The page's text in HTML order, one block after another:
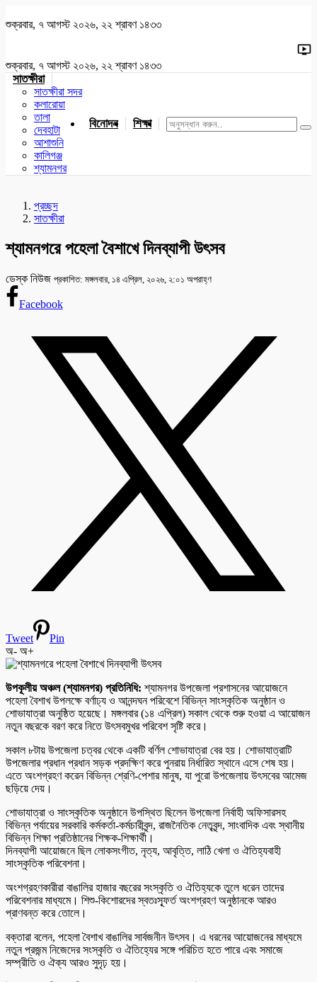
শুক্রবার, ৭ আগস্ট ২০২৬, ২২ শ্রাবণ ১৪৩৩
শুক্রবার, ৭ আগস্ট ২০২৬, ২২ শ্রাবণ ১৪৩৩
সাতক্ষীরা
সাতক্ষীরা সদর
কলারোয়া
তালা
দেবহাটা
আশাশুনি
কালিগঞ্জ
শ্যামনগর
বিনোদন শিক্ষা খেলাধুলা জাতীয় যশোর
প্রচ্ছদ
সাতক্ষীরা
শ্যামনগরে পহেলা বৈশাখে দিনব্যাপী উৎসব
ডেস্ক নিউজ প্রকাশিত: মঙ্গলবার, ১৪ এপ্রিল, ২০২৬, ২:০১ অপরাহ্ণ
Facebook
Tweet
Pin
অ- অ+
উপকূলীয় অঞ্চল (শ্যামনগর) প্রতিনিধি: শ্যামনগর উপজেলা প্রশাসনের আয়োজনে
পহেলা বৈশাখ উপলক্ষে বর্ণাঢ্য ও আনন্দঘন পরিবেশে বিভিন্ন সাংস্কৃতিক অনুষ্ঠান ও
শোভাযাত্রা অনুষ্ঠিত হয়েছে। মঙ্গলবার (১৪ এপ্রিল) সকাল থেকে শুরু হওয়া এ আয়োজন
নতুন বছরকে বরণ করে নিতে উৎসবমুখর পরিবেশ সৃষ্টি করে।
সকাল ৮টায় উপজেলা চত্বর থেকে একটি বর্ণিল শোভাযাত্রা বের হয়। শোভাযাত্রাটি
উপজেলার প্রধান প্রধান সড়ক প্রদক্ষিণ করে পুনরায় নির্ধারিত স্থানে এসে শেষ হয়।
এতে অংশগ্রহণ করেন বিভিন্ন শ্রেণি-পেশার মানুষ, যা পুরো উপজেলায় উৎসবের আমেজ
ছড়িয়ে দেয়।
শোভাযাত্রা ও সাংস্কৃতিক অনুষ্ঠানে উপস্থিত ছিলেন উপজেলা নির্বাহী অফিসারসহ
বিভিন্ন পর্যায়ের সরকারি কর্মকর্তা-কর্মচারীবৃন্দ, রাজনৈতিক নেতৃবৃন্দ, সাংবাদিক এবং স্থানীয়
বিভিন্ন শিক্ষা প্রতিষ্ঠানের শিক্ষক-শিক্ষার্থী।
দিনব্যাপী আয়োজনে ছিল লোকসংগীত, নৃত্য, আবৃত্তি, লাঠি খেলা ও ঐতিহ্যবাহী
সাংস্কৃতিক পরিবেশনা।
অংশগ্রহণকারীরা বাঙালির হাজার বছরের সংস্কৃতি ও ঐতিহ্যকে তুলে ধরেন তাদের
পরিবেশনার মাধ্যমে। শিশু-কিশোরদের স্বতঃস্ফূর্ত অংশগ্রহণ অনুষ্ঠানকে আরও
প্রাণবন্ত করে তোলে।
বক্তারা বলেন, পহেলা বৈশাখ বাঙালির সার্বজনীন উৎসব। এ ধরনের আয়োজনের মাধ্যমে
নতুন প্রজন্ম নিজেদের সংস্কৃতি ও ঐতিহ্যের সঙ্গে পরিচিত হতে পারে এবং সমাজে
সম্প্রীতি ও ঐক্য আরও সুদৃঢ় হয়।